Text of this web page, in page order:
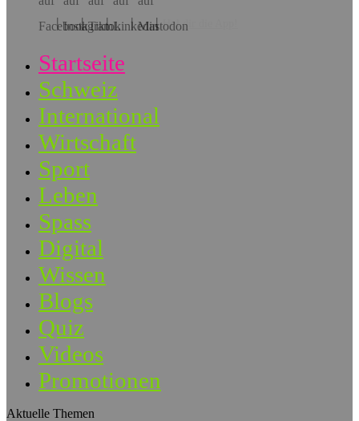
Hol dir die App!
Startseite
Schweiz
International
Wirtschaft
Sport
Leben
Spass
Digital
Wissen
Blogs
Quiz
Videos
Promotionen
Aktuelle Themen